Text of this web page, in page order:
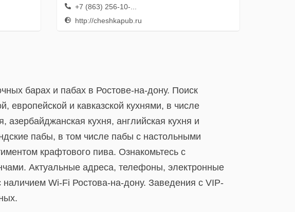
+7 (863) 256-10-...
http://cheshkapub.ru
барах и пабах в Ростове-на-дону. Поиск
европейской и кавказской кухнями, в числе
азербайджанская кухня, английская кухня и
пабы, в том числе пабы с настольными
крафтового пива. Ознакомьтесь с
Актуальные адреса, телефоны, электронные
Wi-Fi Ростова-на-дону. Заведения с VIP-